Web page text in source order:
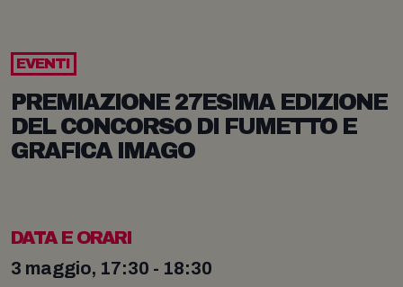
EVENTI
PREMIAZIONE 27ESIMA EDIZIONE
DEL CONCORSO DI FUMETTO E
GRAFICA IMAGO
DATA E ORARI
3 maggio, 17:30 - 18:30